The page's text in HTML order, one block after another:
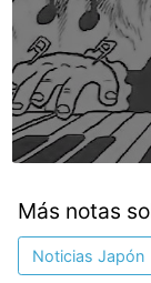
Más notas
Noticias Japón